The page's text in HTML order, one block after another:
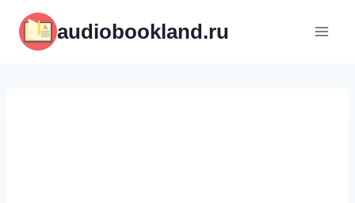
содержимому
audiobookland.ru